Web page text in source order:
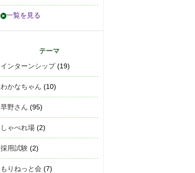
一覧を見る
テーマ
インターンシップ(19)
わかなちゃん (10)
早野さん (95)
しゃべれ場 (2)
採用試験 (2)
もりねっと会 (7)